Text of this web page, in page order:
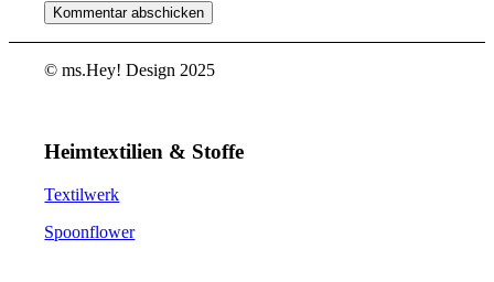
© ms.Hey! Design 2025
Heimtextilien & Stoffe
Textilwerk
Spoonflower